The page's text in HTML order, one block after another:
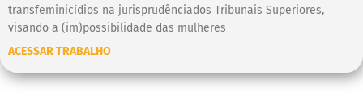
transfeminicídios na jurisprudênciados Tribunais Superiores,
visando a (im)possibilidade das mulheres
ACESSAR TRABALHO